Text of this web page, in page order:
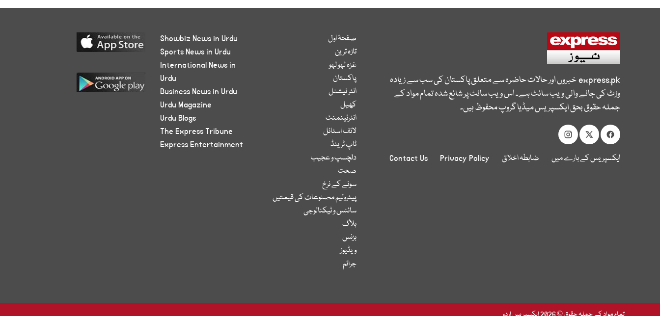
express.pkخبروں اور حالات حاضرہ سے متعلق پاکستان کی سب سے زیادہ
وزٹ کی جانے والی ویب سائٹ ہے۔ اس ویب سائٹ پر شائع شدہ تمام مواد کے
جملہ حقوق بحق ایکسپریس میڈیا گروپ محفوظ ہیں۔
ایکسپریس کے بارے میں ضابطہ اخلاق Privacy Policy
Contact Us
صفحۂ اول
تازہ ترین
غزہ لہو لہو
پاکستان
انٹر نیشنل
کھیل
انٹرٹینمنٹ
لائف اسٹائل
ٹاپ ٹرینڈ
دلچسپ و عجیب
صحت
سونے کے نرخ
پیٹرولیم مصنوعات کی قیمتیں
سائنس و ٹیکنالوجی
بلاگ
بزنس
ویڈیوز
جرائم
Showbiz News in Urdu
Sports News in Urdu
International News in
Urdu
Business News in Urdu
Urdu Magazine
Urdu Blogs
The Express Tribune
Express Entertainment